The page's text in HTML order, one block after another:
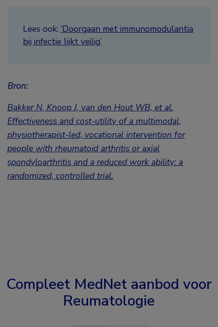
Lees ook: ‘Doorgaan met immunomodulantia
bij infectie lijkt veilig’
Bron:
Bakker N, Knoop J, van den Hout WB, et al.
Effectiveness and cost-utility of a multimodal,
physiotherapist-led, vocational intervention for
people with rheumatoid arthritis or axial
spondyloarthritis and a reduced work ability: a
randomized, controlled trial.
Compleet MedNet aanbod voor
Reumatologie